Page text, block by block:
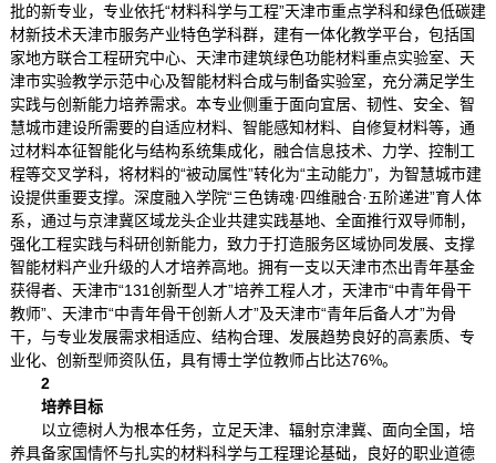
批的新专业，专业依托“材料科学与工程”天津市重点学科和绿色低碳建
材新技术天津市服务产业特色学科群，建有一体化教学平台，包括国
家地方联合工程研究中心、天津市建筑绿色功能材料重点实验室、天
津市实验教学示范中心及智能材料合成与制备实验室，充分满足学生
实践与创新能力培养需求。本专业侧重于面向宜居、韧性、安全、智
慧城市建设所需要的自适应材料、智能感知材料、自修复材料等，通
过材料本征智能化与结构系统集成化，融合信息技术、力学、控制工
程等交叉学科，将材料的“被动属性”转化为“主动能力”，为智慧城市建
设提供重要支撑。深度融入学院“三色铸魂·四维融合·五阶递进”育人体
系，通过与京津冀区域龙头企业共建实践基地、全面推行双导师制，
强化工程实践与科研创新能力，致力于打造服务区域协同发展、支撑
智能材料产业升级的人才培养高地。拥有一支以天津市杰出青年基金
获得者、天津市“131创新型人才”培养工程人才，天津市“中青年骨干
教师”、天津市“中青年骨干创新人才”及天津市“青年后备人才”为骨
干，与专业发展需求相适应、结构合理、发展趋势良好的高素质、专
业化、创新型师资队伍，具有博士学位教师占比达76%。
2
培养目标
以立德树人为根本任务，立足天津、辐射京津冀、面向全国，培
养具备家国情怀与扎实的材料科学与工程理论基础，良好的职业道德